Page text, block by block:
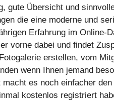
gute Übersicht und
die eine moderne und
Erfahrung im Online-
vorne dabei und findet
erstellen, vom
wenn Ihnen jemand
es noch einfacher
kostenlos registriert